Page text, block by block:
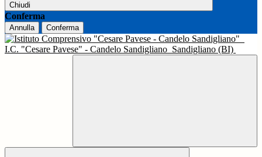
Chiudi
Conferma
Annulla Conferma
I.C. "Cesare Pavese" - Candelo Sandigliano Sandigliano (BI)